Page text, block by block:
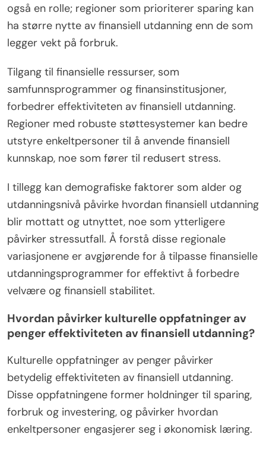
også en rolle; regioner som prioriterer sparing kan
ha større nytte av finansiell utdanning enn de som
legger vekt på forbruk.
Tilgang til finansielle ressurser, som
samfunnsprogrammer og finansinstitusjoner,
forbedrer effektiviteten av finansiell utdanning.
Regioner med robuste støttesystemer kan bedre
utstyre enkeltpersoner til å anvende finansiell
kunnskap, noe som fører til redusert stress.
I tillegg kan demografiske faktorer som alder og
utdanningsnivå påvirke hvordan finansiell utdanning
blir mottatt og utnyttet, noe som ytterligere
påvirker stressutfall. Å forstå disse regionale
variasjonene er avgjørende for å tilpasse finansielle
utdanningsprogrammer for effektivt å forbedre
velvære og finansiell stabilitet.
Hvordan påvirker kulturelle oppfatninger av
penger effektiviteten av finansiell utdanning?
Kulturelle oppfatninger av penger påvirker
betydelig effektiviteten av finansiell utdanning.
Disse oppfatningene former holdninger til sparing,
forbruk og investering, og påvirker hvordan
enkeltpersoner engasjerer seg i økonomisk læring.